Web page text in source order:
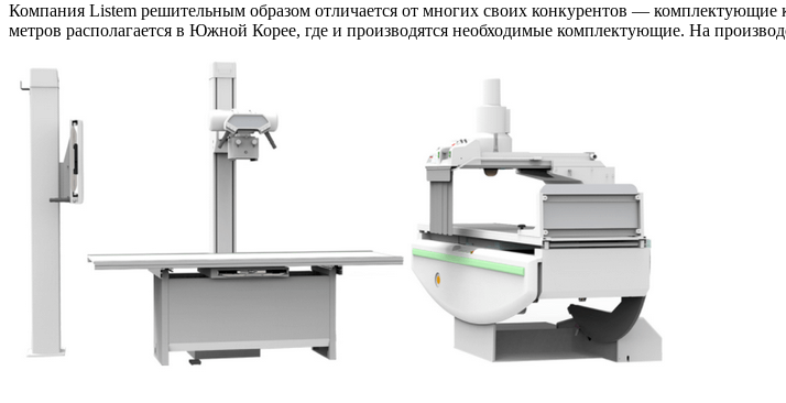
Компания Listem решительным образом отличается от многих своих конкурентов —
метров располагается в Южной Корее, где и производятся необходимые комплектующие. На